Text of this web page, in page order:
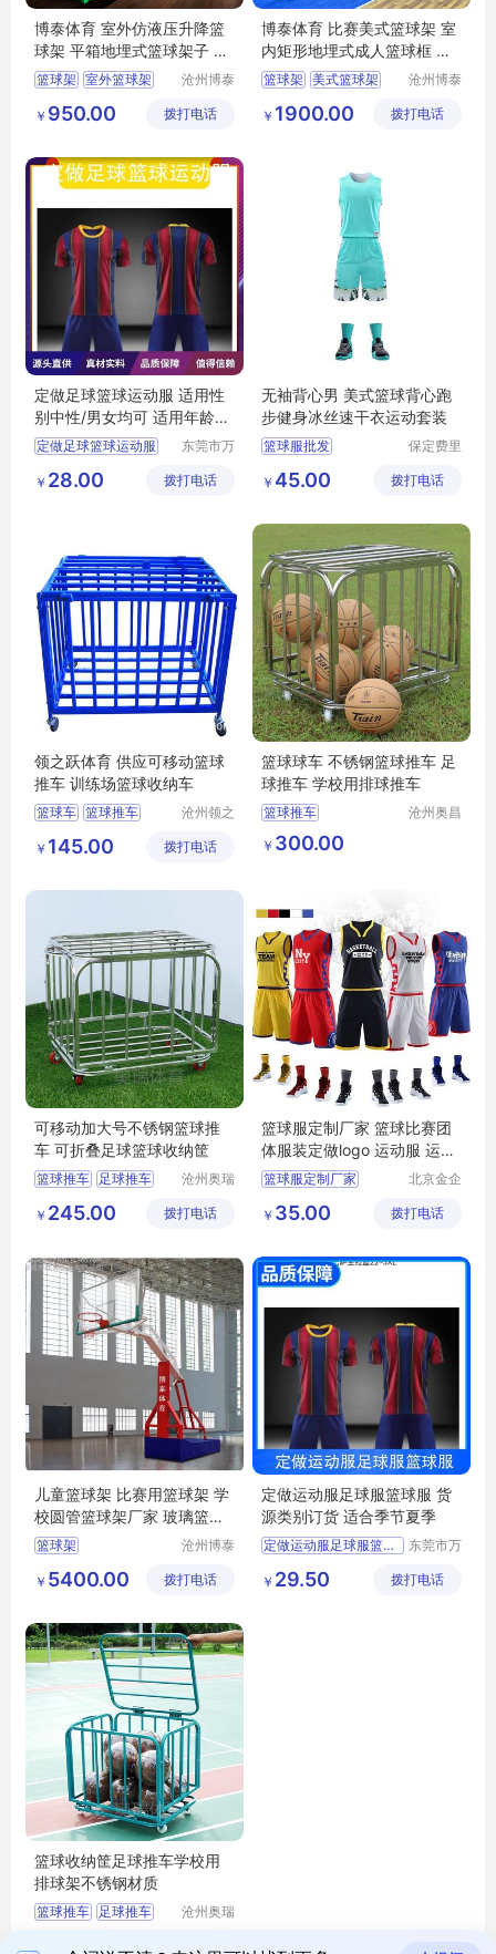
博泰体育 室外仿液压升降篮
球架 平箱地埋式篮球架子 质
量稳定
篮球架 室外篮球架
平箱篮球架
沧州博泰
有限公司
￥ 950.00 拨打电话
博泰体育 比赛美式篮球架 室
内矩形地埋式成人篮球框 支
持定制
篮球架 美式篮球架
成人篮球框
沧州博泰
有限公司
￥ 1900.00 拨打电话
定做足球篮球运动服 适用性
别中性/男女均可 适用年龄段
成年
定做足球篮球运动服
东莞市万
衣厂
￥ 28.00 拨打电话
无袖背心男 美式篮球背心跑
步健身冰丝速干衣运动套装
篮球服批发
篮球服厂家
篮球服生产
保定费里
限公司
￥ 45.00 拨打电话
领之跃体育 供应可移动篮球
推车 训练场篮球收纳车
篮球车 篮球推车
篮球收纳车
沧州领之
材制造有
￥ 145.00 拨打电话
篮球球车 不锈钢篮球推车 足
球推车 学校用排球推车
篮球推车
篮球推车厂家
篮球推车生产厂家
沧州奥昌
￥ 300.00
可移动加大号不锈钢篮球推
车 可折叠足球篮球收纳筐
篮球推车 足球推车
加大不锈钢篮球推车
沧州奥瑞
制造有限
￥ 245.00 拨打电话
篮球服定制厂家 篮球比赛团
体服装定做logo 运动服 运动
篮球服套装定制
篮球服定制厂家
篮球服套装定制
北京金企
有限公司
￥ 35.00 拨打电话
儿童篮球架 比赛用篮球架 学
校圆管篮球架厂家 玻璃篮板
篮球架价格
篮球架
沧州博泰
有限公司
￥ 5400.00 拨打电话
定做运动服足球服篮球服 货
源类别订货 适合季节夏季
定做运动服足球服篮球服
东莞市万
衣厂
￥ 29.50 拨打电话
篮球收纳筐足球推车学校用
排球架不锈钢材质
篮球推车 足球推车
沧州奥瑞
制造有限
￥ 330.00 拨打电话